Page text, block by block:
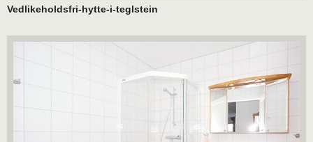
Vedlikeholdsfri-hytte-i-teglstein